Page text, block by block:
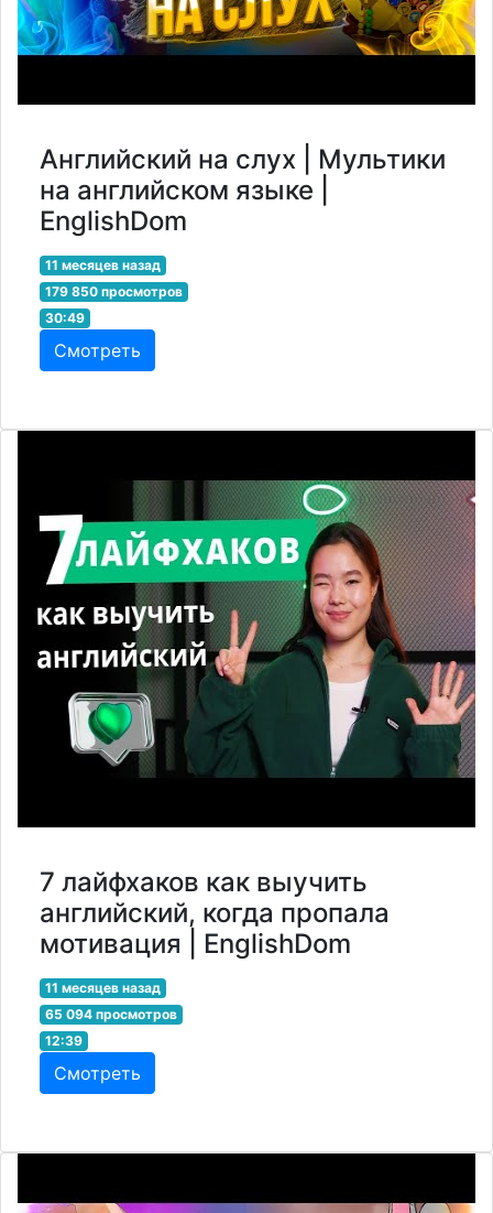
Английский на слух | Мультики
на английском языке |
EnglishDom
11 месяцев назад
179 850 просмотров
30:49
Смотреть
7 лайфхаков как выучить
английский, когда пропала
мотивация | EnglishDom
11 месяцев назад
65 094 просмотров
12:39
Смотреть